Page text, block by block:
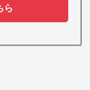
ら